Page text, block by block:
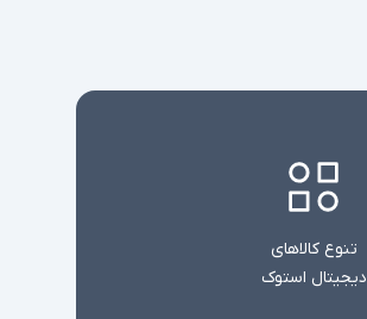
تنوع کالاهای
دیجیتال استوک